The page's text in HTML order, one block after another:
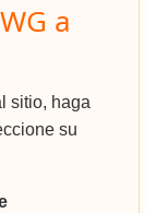
a
sitio, haga
su